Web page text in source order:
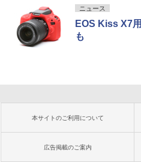
ニュース
EOS Kiss X7
も
本サイトのご利用について
広告掲載のご案内